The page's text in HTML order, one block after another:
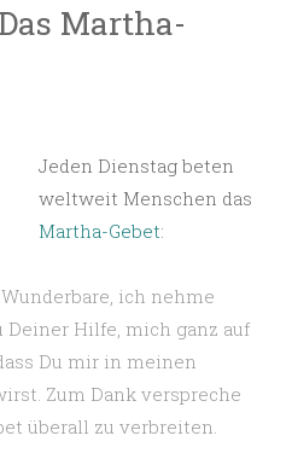
Martha-
Jeden Dienstag beten
weltweit Menschen das
Martha-Gebet:
ich nehme
Deiner Hilfe, mich ganz auf
Du mir in meinen
Zum Dank verspreche
überall zu verbreiten.